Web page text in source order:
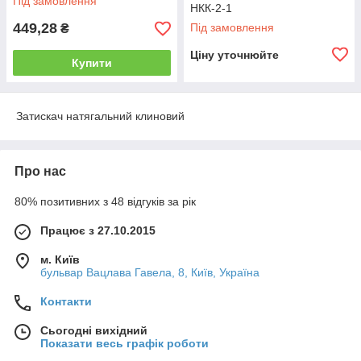
449,28 ₴
Купити
НКК-2-1
Під замовлення
Ціну уточнюйте
Затискач натягальний клиновий
Про нас
80% позитивних з 48 відгуків за рік
Працює з 27.10.2015
м. Київ
бульвар Вацлава Гавела, 8, Київ, Україна
Контакти
Сьогодні вихідний
Показати весь графік роботи